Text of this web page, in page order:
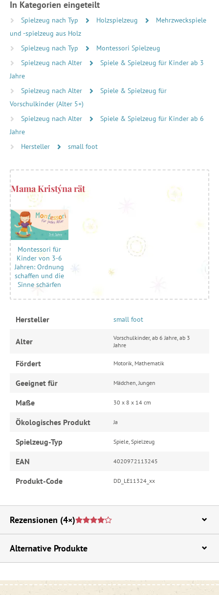
In Kategorien eingeteilt
Spielzeug nach Typ Holzspielzeug
Mehrzweckspiele
und -spielzeug aus Holz
Spielzeug nach Typ
Montessori Spielzeug
Spielzeug nach Alter
Spiele & Spielzeug für Kinder ab 3
Jahre
Spielzeug nach Alter
Spiele & Spielzeug für
Vorschulkinder (Alter 5+)
Spielzeug nach Alter
Spiele & Spielzeug für Kinder ab 6
Jahre
Hersteller
small foot
Mama Kristýna rät
Montessori für
Kinder von 3-6
Jahren: Ordnung
schaffen und die
Sinne schärfen
Hersteller small foot
Alter
Vorschulkinder, ab 6 Jahre, ab 3
Jahre
Fördert Motorik, Mathematik
Geeignet für Mädchen, Jungen
Maße 30 x 8 x 14 cm
Ökologisches Produkt Ja
Spielzeug-Typ Spiele, Spielzeug
EAN 4020972113245
Produkt-Code DD_LE11324_xx
Rezensionen (4×)
Alternative Produkte